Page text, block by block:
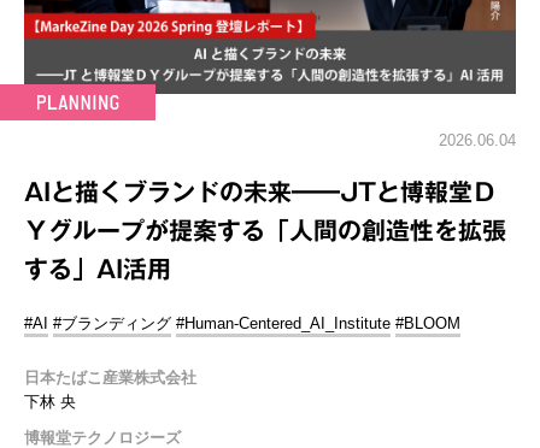
2026.06.04
AIと描くブランドの未来━━JTと博報堂Ｄ
Ｙグループが提案する「人間の創造性を拡張
する」AI活用
#AI #ブランディング #Human-Centered_AI_Institute #BLOOM
日本たばこ産業株式会社
下林 央
博報堂テクノロジーズ